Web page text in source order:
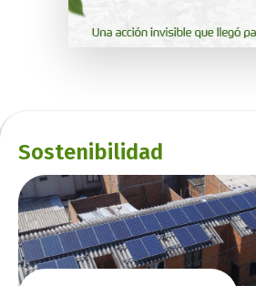
Sostenibilidad